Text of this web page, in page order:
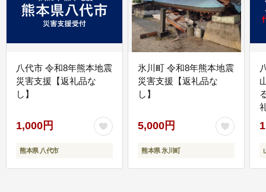
八代市 令和8年熊本地震
災害支援【返礼品な
し】
1,000円
熊本県 八代市
氷川町 令和8年熊本地震
災害支援【返礼品な
し】
5,000円
熊本県 氷川町